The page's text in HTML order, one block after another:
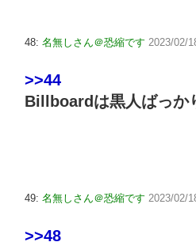
48: 名無しさん＠恐縮です 2023/02/
>>44
Billboardは黒人ばっか
49: 名無しさん＠恐縮です 2023/02/
>>48